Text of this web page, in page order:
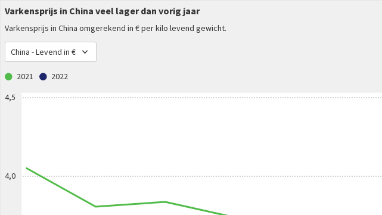
China - Levend in €
Varkensprijs in China veel lager dan vorig jaar
Varkensprijs in China omgerekend in € per kilo levend gewicht.
2021 2022
4,0
4,5